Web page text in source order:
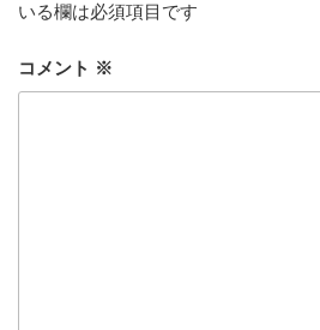
いる欄は必須項目です
コメント ※